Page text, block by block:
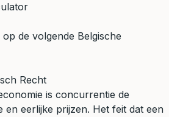
de volgende Belgische
Recht
is concurrentie de
eerlijke prijzen. Het feit dat een